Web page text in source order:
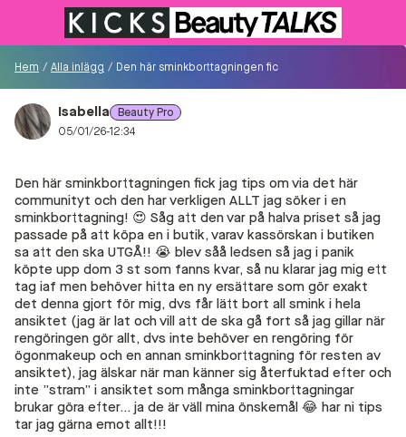
Till KICKS.se
Besökare
Logga in/Registrera
Sök i communityt...
👋Är du ny på Communityt? Såhär kommer du
igång!
Hem
Beauty Talks
Hem / Alla inlägg / Den här sminkborttagningen fick jag tips om via det
Isabella
Beauty Pro
05/01/26-12:34
Den här sminkborttagningen fick jag tips om via det här
communityt och den har verkligen ALLT jag söker i en
sminkborttagning! 😍 Såg att den var på halva priset så jag
passade på att köpa en i butik, varav kassörskan i butiken
sa att den ska UTGÅ!! 😭 blev såå ledsen så jag i panik
köpte upp dom 3 st som fanns kvar, så nu klarar jag mig ett
tag iaf men behöver hitta en ny ersättare som gör exakt
det denna gjort för mig, dvs får lätt bort all smink i hela
ansiktet (jag är lat och vill att de ska gå fort så jag gillar när
rengöringen gör allt, dvs inte behöver en rengöring för
ögonmakeup och en annan sminkborttagning för resten av
ansiktet), jag älskar när man känner sig återfuktad efter och
inte ”stram” i ansiktet som många sminkborttagningar
brukar göra efter… ja de är väll mina önskemål 😂 har ni tips
tar jag gärna emot allt!!!